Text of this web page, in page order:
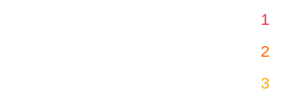
1
2
3